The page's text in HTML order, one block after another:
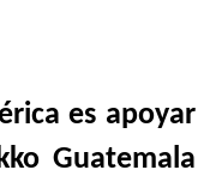
es apoyar
Guatemala